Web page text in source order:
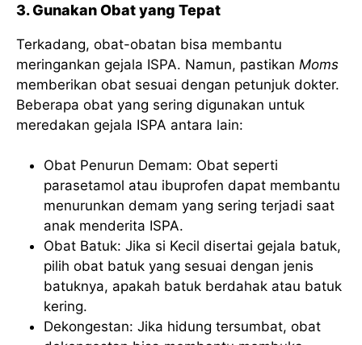
3. Gunakan Obat yang Tepat
Terkadang, obat-obatan bisa membantu
meringankan gejala ISPA. Namun, pastikan Moms
memberikan obat sesuai dengan petunjuk dokter.
Beberapa obat yang sering digunakan untuk
meredakan gejala ISPA antara lain:
Obat Penurun Demam: Obat seperti
parasetamol atau ibuprofen dapat membantu
menurunkan demam yang sering terjadi saat
anak menderita ISPA.
Obat Batuk: Jika si Kecil disertai gejala batuk,
pilih obat batuk yang sesuai dengan jenis
batuknya, apakah batuk berdahak atau batuk
kering.
Dekongestan: Jika hidung tersumbat, obat